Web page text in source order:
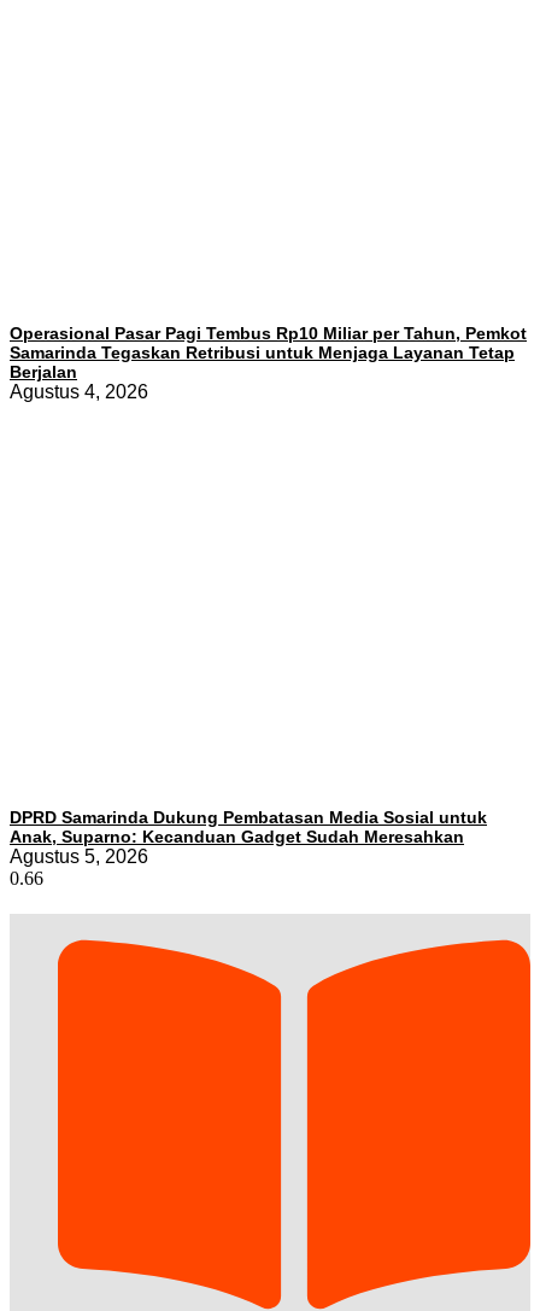
Operasional Pasar Pagi Tembus Rp10 Miliar per Tahun, Pemkot
Samarinda Tegaskan Retribusi untuk Menjaga Layanan Tetap
Berjalan
Agustus 4, 2026
DPRD Samarinda Dukung Pembatasan Media Sosial untuk
Anak, Suparno: Kecanduan Gadget Sudah Meresahkan
Agustus 5, 2026